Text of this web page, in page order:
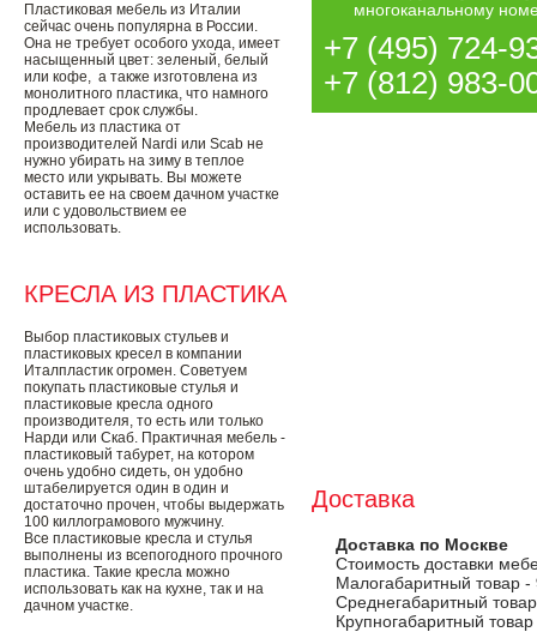
Пластиковая мебель из Италии
сейчас очень популярна в России.
Она не требует особого ухода, имеет
насыщенный цвет: зеленый, белый
или кофе, а также изготовлена из
монолитного пластика, что намного
продлевает срок службы.
Мебель из пластика от
производителей Nardi или Scab не
нужно убирать на зиму в теплое
место или укрывать. Вы можете
оставить ее на своем дачном участке
или с удовольствием ее
использовать.
КРЕСЛА ИЗ ПЛАСТИКА
Выбор пластиковых стульев и
пластиковых кресел в компании
Италпластик огромен. Советуем
покупать пластиковые стулья и
пластиковые кресла одного
производителя, то есть или только
Нарди или Скаб. Практичная мебель -
пластиковый табурет, на котором
очень удобно сидеть, он удобно
штабелируется один в один и
достаточно прочен, чтобы выдержать
100 киллограмового мужчину.
Все пластиковые кресла и стулья
выполнены из всепогодного прочного
пластика. Такие кресла можно
использовать как на кухне, так и на
дачном участке.
многоканальному
+7 (495) 724-
+7 (812) 983-
Доставка
Доставка по Москве
Стоимость доставки
Малогабаритный товар -
Среднегабаритный
Крупногабаритный